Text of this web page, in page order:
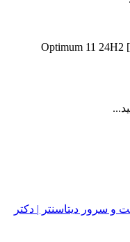
Optimum 11 24H2
سرور دیتاسنتر | دکتر